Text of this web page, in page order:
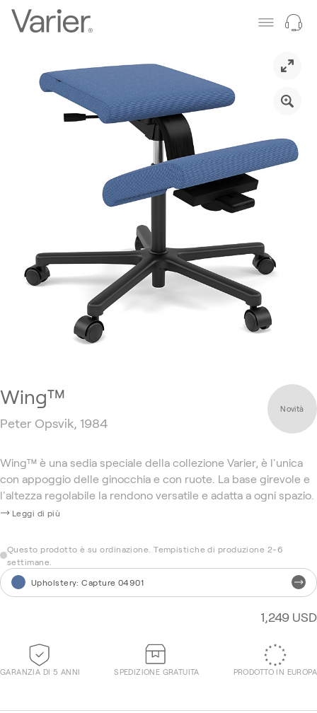
Wing™
Peter Opsvik, 1984
Novità
Wing™ è una sedia speciale della collezione Varier, è l'unica
con appoggio delle ginocchia e con ruote. La base girevole e
l'altezza regolabile la rendono versatile e adatta a ogni spazio.
Leggi di più
Questo prodotto è su ordinazione. Tempistiche di produzione 2-6
settimane.
Upholstery:Capture 04901
1,249 USD
GARANZIA DI 5 ANNI SPEDIZIONE GRATUITA PRODOTTO IN EUROPA